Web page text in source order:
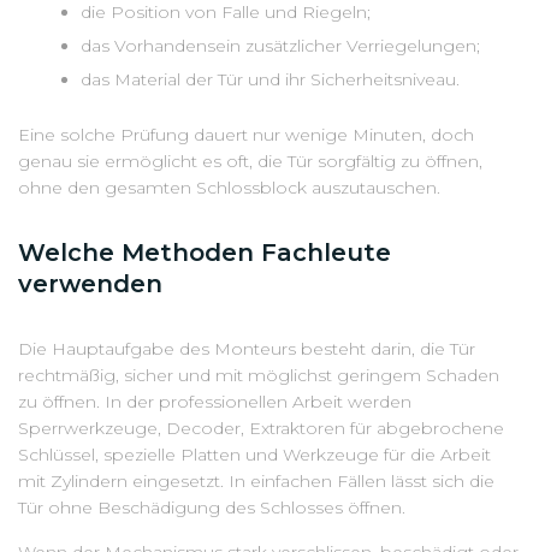
die Position von Falle und Riegeln;
das Vorhandensein zusätzlicher Verriegelungen;
das Material der Tür und ihr Sicherheitsniveau.
Eine solche Prüfung dauert nur wenige Minuten, doch
genau sie ermöglicht es oft, die Tür sorgfältig zu öffnen,
ohne den gesamten Schlossblock auszutauschen.
Welche Methoden Fachleute
verwenden
Die Hauptaufgabe des Monteurs besteht darin, die Tür
rechtmäßig, sicher und mit möglichst geringem Schaden
zu öffnen. In der professionellen Arbeit werden
Sperrwerkzeuge, Decoder, Extraktoren für abgebrochene
Schlüssel, spezielle Platten und Werkzeuge für die Arbeit
mit Zylindern eingesetzt. In einfachen Fällen lässt sich die
Tür ohne Beschädigung des Schlosses öffnen.